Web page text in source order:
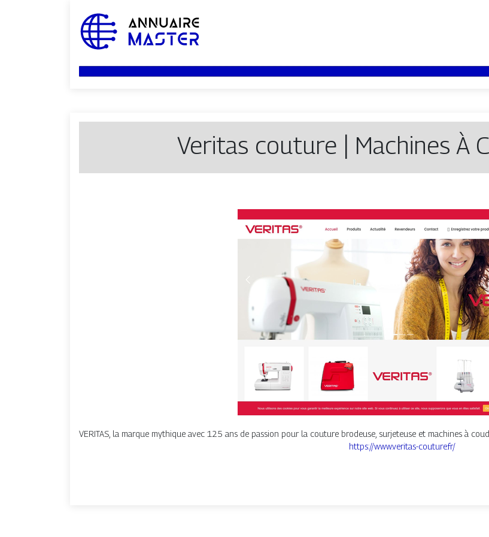
Veritas couture | Machines À
VERITAS, la marque mythique avec 125 ans de passion pour la couture brodeuse, surjeteuse et machines à
https://www.veritas-couture.fr/